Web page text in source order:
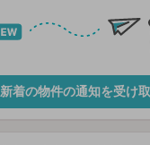
新着の物件の通知を受け